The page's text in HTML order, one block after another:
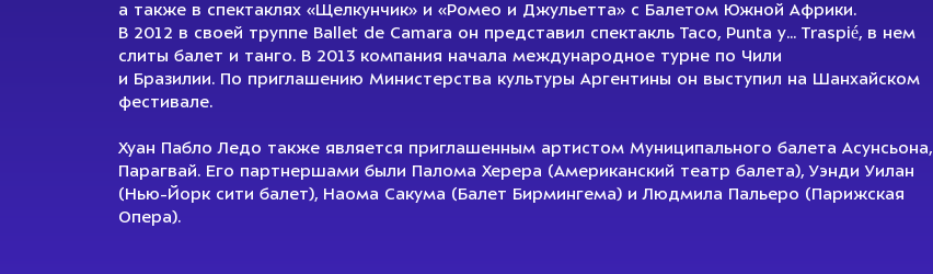
а также в спектаклях «Щелкунчик» и «Ромео и Джульетта» с Балетом Южной Африки.
В 2012 в своей труппе Ballet de Camara он представил спектакль Taco, Punta y… Traspié, в нем
слиты балет и танго. В 2013 компания начала международное турне по Чили
и Бразилии. По приглашению Министерства культуры Аргентины он выступил на Шанхайском
фестивале.
Хуан Пабло Ледо также является приглашенным артистом Муниципального балета Асунсьона,
Парагвай. Его партнершами были Палома Херера (Американский театр балета), Уэнди Уилан
(Нью-Йорк сити балет), Наома Сакума (Балет Бирмингема) и Людмила Пальеро (Парижская
Опера).